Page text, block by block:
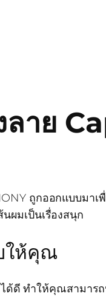
ลาย
ถูกออกแบบม
ผมเป็นเรื่องสนุก
ให้คุณ
ดี ทำให้คุณสามารถ